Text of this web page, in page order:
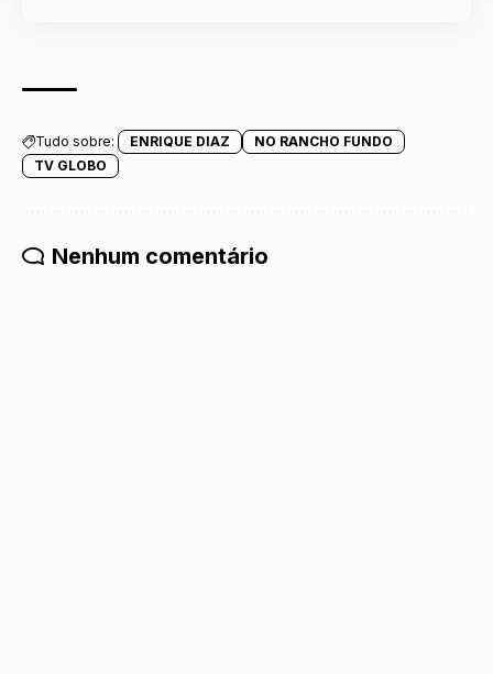
Tudo sobre: ENRIQUE DIAZ
NO RANCHO FUNDO
TV GLOBO
Nenhum comentário